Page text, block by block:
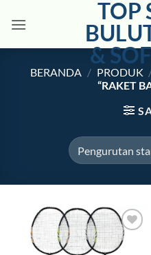
TOP
&
BERANDA / PRODUK
“RAKET
Add to
wishlist